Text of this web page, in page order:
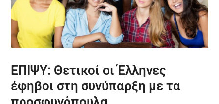
ΕΠΙΨΥ: Θετικοί οι Έλληνες
έφηβοι στη συνύπαρξη με τα